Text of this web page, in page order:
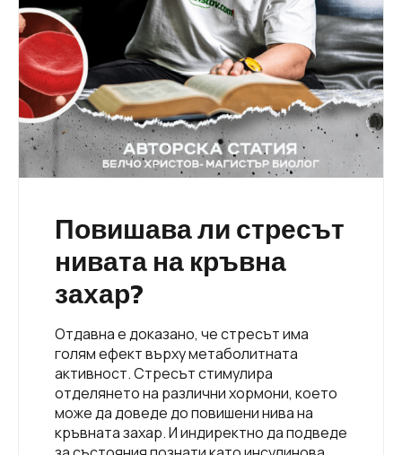
Повишава ли стресът
нивата на кръвна
захар?
Отдавна е доказано, че стресът има
голям ефект върху метаболитната
активност. Стресът стимулира
отделянето на различни хормони, което
може да доведе до повишени нива на
кръвната захар. И индиректно да подведе